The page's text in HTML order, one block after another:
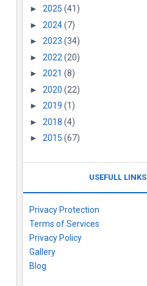
► 2025 (41)
► 2024(7)
► 2023 (34)
► 2022 (20)
► 2021 (8)
► 2020 (22)
► 2019 (1)
► 2018 (4)
► 2015 (67)
USEFULL LINKS
Privacy Protection
Terms of Services
Privacy Policy
Gallery
Blog